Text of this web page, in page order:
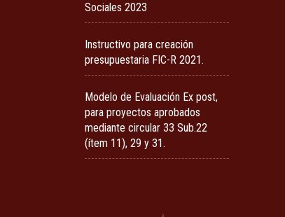
Sociales 2023
Instructivo para creación
presupuestaria FIC-R 2021.
Modelo de Evaluación Ex post,
para proyectos aprobados
mediante circular 33 Sub.22
(ítem 11), 29 y 31.